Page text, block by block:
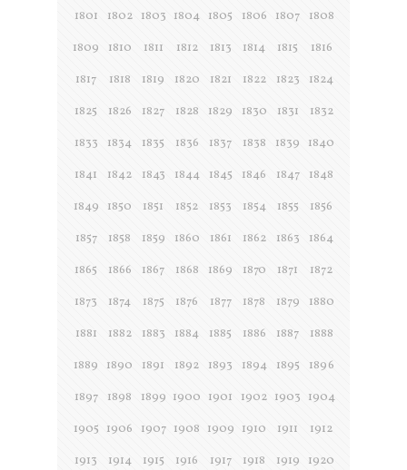
1801 1802 1803 1804 1805 1806 1807
1808
1809
1810 1811 1812 1813 1814 1815
1816
1817
1818 1819 1820 1821 1822 1823
1824
1825
1826 1827 1828 1829 1830 1831
1832
1833
1834 1835 1836 1837 1838 1839
1840
1841
1842 1843 1844 1845 1846 1847
1848
1849
1850 1851 1852 1853 1854 1855
1856
1857
1858 1859 1860 1861 1862 1863
1864
1865
1866 1867 1868 1869 1870 1871
1872
1873
1874 1875 1876 1877 1878 1879
1880
1881
1882 1883 1884 1885 1886 1887
1888
1889
1890 1891 1892 1893 1894 1895
1896
1897
1898 1899 1900 1901 1902 1903 1904
1905 1906 1907 1908 1909 1910 1911
1912
1913
1914 1915 1916 1917 1918 1919
1920